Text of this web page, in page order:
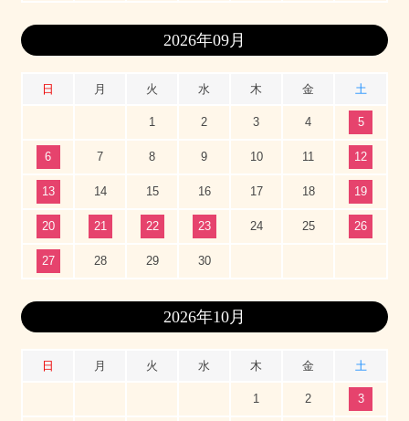
2026年09月
日 月 火 水 木 金 土
1 2 3 4 5
6 7 8 9 10 11 12
13 14 15 16 17 18 19
20 21 22 23 24 25 26
27 28 29 30
2026年10月
日 月 火 水 木 金 土
1 2 3